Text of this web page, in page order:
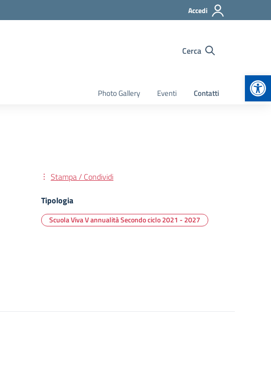
Accedi
Cerca
Photo Gallery Eventi Contatti
Stampa / Condividi
Tipologia
Scuola Viva V annualità Secondo ciclo 2021 - 2027